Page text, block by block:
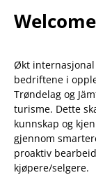
Økt internasjonal
bedriftene i
Trøndelag og
turisme. Dette
kunnskap og
gjennom
proaktiv
kjøpere/selgere.